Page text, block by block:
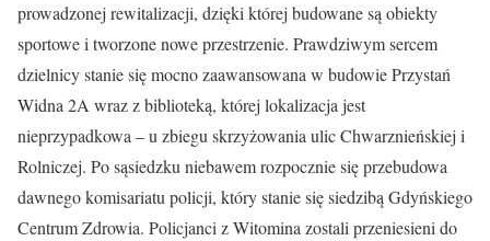
prowadzonej rewitalizacji, dzięki której budowane są obiekty
sportowe i tworzone nowe przestrzenie. Prawdziwym sercem
dzielnicy stanie się mocno zaawansowana w budowie Przystań
Widna 2A wraz z biblioteką, której lokalizacja jest
nieprzypadkowa – u zbiegu skrzyżowania ulic Chwarznieńskiej i
Rolniczej. Po sąsiedzku niebawem rozpocznie się przebudowa
dawnego komisariatu policji, który stanie się siedzibą Gdyńskiego
Centrum Zdrowia. Policjanci z Witomina zostali przeniesieni do